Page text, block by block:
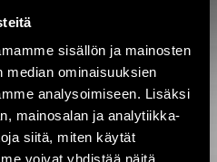
sisällön ja mainosten
median ominaisuuksien
analysoimiseen. Lisäksi
mainosalan ja analytiikka-
siitä, miten käytät
voivat yhdistää näitä